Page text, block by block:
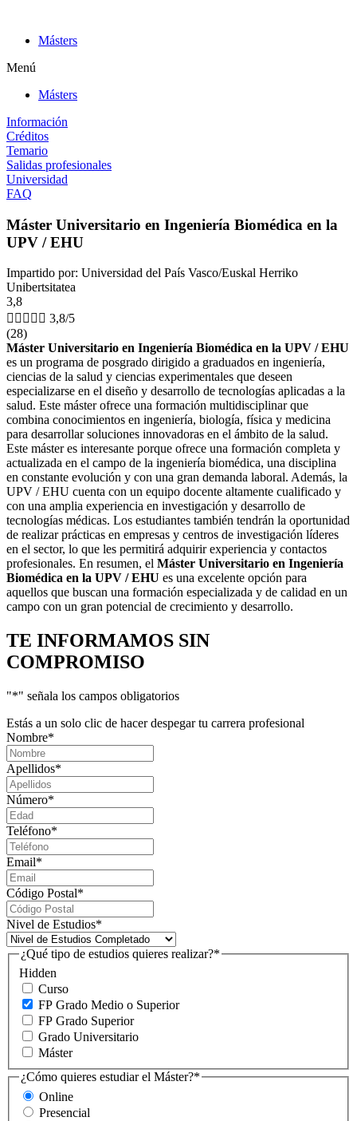
contenidoMásters
Menú
Másters
Información
Créditos
Temario
Salidas profesionales
Universidad
FAQ
Máster Universitario en Ingeniería Biomédica en la
UPV / EHU
Impartido por: Universidad del País Vasco/Euskal Herriko
Unibertsitatea
3,8
     3,8/5
(28)
Máster Universitario en Ingeniería Biomédica en la UPV / EHU
es un programa de posgrado dirigido a graduados en ingeniería,
ciencias de la salud y ciencias experimentales que deseen
especializarse en el diseño y desarrollo de tecnologías aplicadas a la
salud. Este máster ofrece una formación multidisciplinar que
combina conocimientos en ingeniería, biología, física y medicina
para desarrollar soluciones innovadoras en el ámbito de la salud.
Este máster es interesante porque ofrece una formación completa y
actualizada en el campo de la ingeniería biomédica, una disciplina
en constante evolución y con una gran demanda laboral. Además, la
UPV / EHU cuenta con un equipo docente altamente cualificado y
con una amplia experiencia en investigación y desarrollo de
tecnologías médicas. Los estudiantes también tendrán la oportunidad
de realizar prácticas en empresas y centros de investigación líderes
en el sector, lo que les permitirá adquirir experiencia y contactos
profesionales. En resumen, el Máster Universitario en Ingeniería
Biomédica en la UPV / EHU es una excelente opción para
aquellos que buscan una formación especializada y de calidad en un
campo con un gran potencial de crecimiento y desarrollo.
TE INFORMAMOS SIN
COMPROMISO
"*" señala los campos obligatorios
Estás a un solo clic de hacer despegar tu carrera profesional
Nombre*
Apellidos*
Número*
Teléfono*
Email*
Código Postal*
Nivel de Estudios*
Hidden
¿Qué tipo de estudios quieres realizar?*
Curso
FP Grado Medio o Superior
FP Grado Superior
Grado Universitario
Máster
¿Cómo quieres estudiar el Máster?*
Online
Presencial